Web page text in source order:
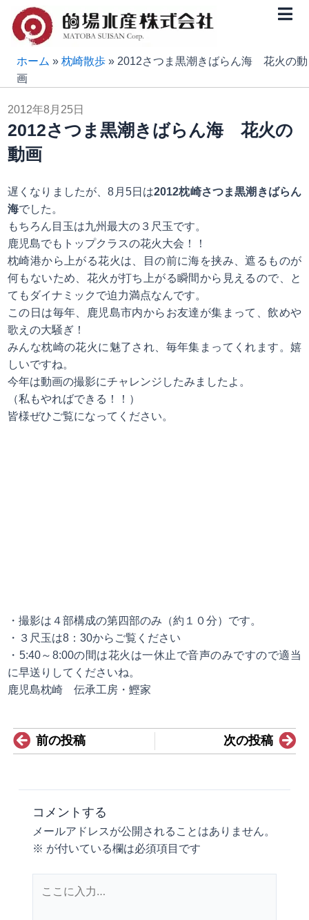
プ
ホーム » 枕崎散歩 » 2012さつま黒潮きばらん海 花火の動
画
2012年8月25日
2012さつま黒潮きばらん海 花火の
動画
遅くなりましたが、8月5日は2012枕崎さつま黒潮きばらん
海でした。
もちろん目玉は九州最大の３尺玉です。
鹿児島でもトップクラスの花火大会！！
枕崎港から上がる花火は、目の前に海を挟み、遮るものが
何もないため、花火が打ち上がる瞬間から見えるので、と
てもダイナミックで迫力満点なんです。
この日は毎年、鹿児島市内からお友達が集まって、飲めや
歌えの大騒ぎ！
みんな枕崎の花火に魅了され、毎年集まってくれます。嬉
しいですね。
今年は動画の撮影にチャレンジしたみましたよ。
（私もやればできる！！）
皆様ぜひご覧になってください。
・撮影は４部構成の第四部のみ（約１０分）です。
・３尺玉は8：30からご覧ください
・5:40～8:00の間は花火は一休止で音声のみですので適当
に早送りしてくださいね。
鹿児島枕崎 伝承工房・鰹家
Prev
前の投稿 次の投稿
コメントする
メールアドレスが公開されることはありません。
※ が付いている欄は必須項目です